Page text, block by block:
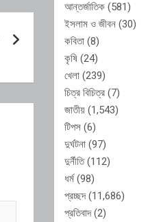
আন্তর্জাতিক (581)
ইসলাম ও জীবন (30)
কবিতা (8)
কৃষি (24)
খেলা (239)
চিত্র বিচিত্র (7)
জাতীয় (1,543)
টিপস (6)
দুর্ঘটনা (97)
দুর্নীতি(112)
ধর্ম(98)
প্রচ্ছদ(11,686)
প্রতিবাদ(2)